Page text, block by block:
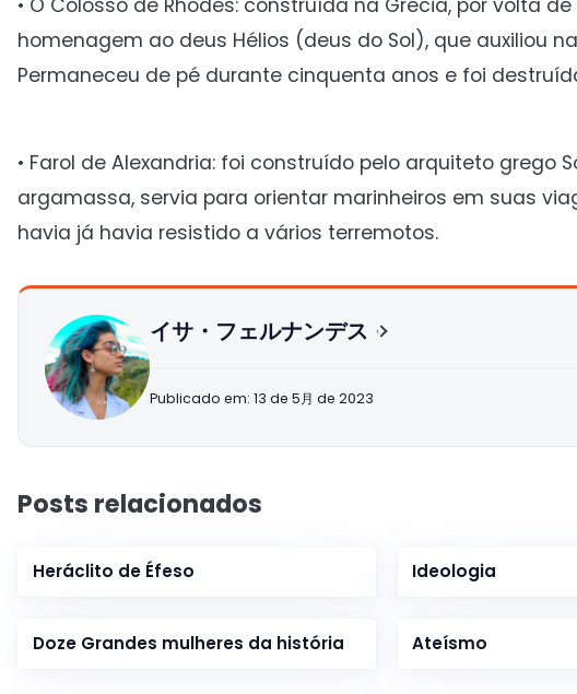
• O Colosso de Rhodes: construída na Grécia, por volta
homenagem ao deus Hélios (deus do Sol), que auxiliou
Permaneceu de pé durante cinquenta anos e foi
• Farol de Alexandria: foi construído pelo arquiteto grego
argamassa, servia para orientar marinheiros em suas
havia já havia resistido a vários terremotos.
イサ・フェルナンデス
Publicado em: 13 de 5月 de 2023
Posts relacionados
Heráclito de Éfeso Ideologia
Doze Grandes mulheres da história Ateísmo